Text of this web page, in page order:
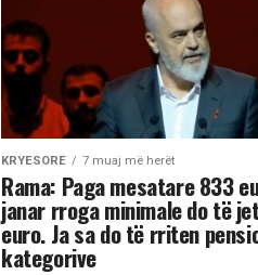
KRYESORE 7 muaj më herët
Rama: Paga mesatare 833
janar rroga minimale do të
euro. Ja sa do të rriten
kategorive